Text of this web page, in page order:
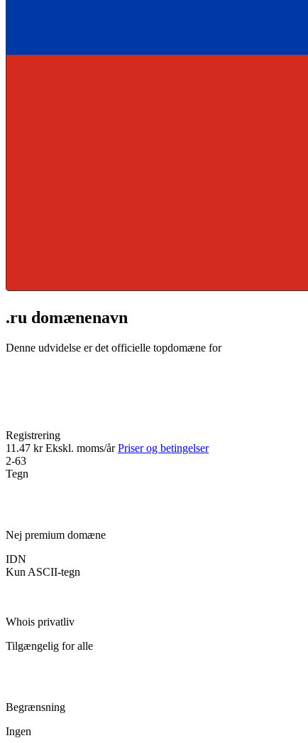
.ru domænenavn
Denne udvidelse er det officielle topdomæne for
Registrering
11.47 krEkskl. moms/årPriser og betingelser
2-63
Tegn
Nej premium domæne
IDN
Kun ASCII-tegn
Whois privatliv
Tilgængelig for alle
Begrænsning
Ingen